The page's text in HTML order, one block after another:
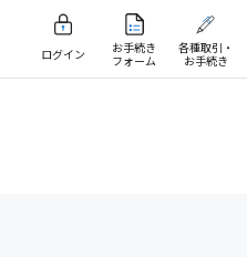
ログイン
お手続き
フォーム
各種取引・
お手続き